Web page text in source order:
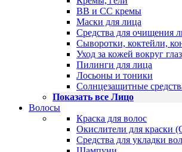
BB и CC кремы
Маски для лица
Средства для очищения
Сыворотки, коктейли,
Уход за кожей вокруг глаз
Пилинги для лица
Лосьоны и тоники
Солнцезащитные
Показать все Лицо
Волосы
Краска для волос
Окислители для краски
Средства для укладки